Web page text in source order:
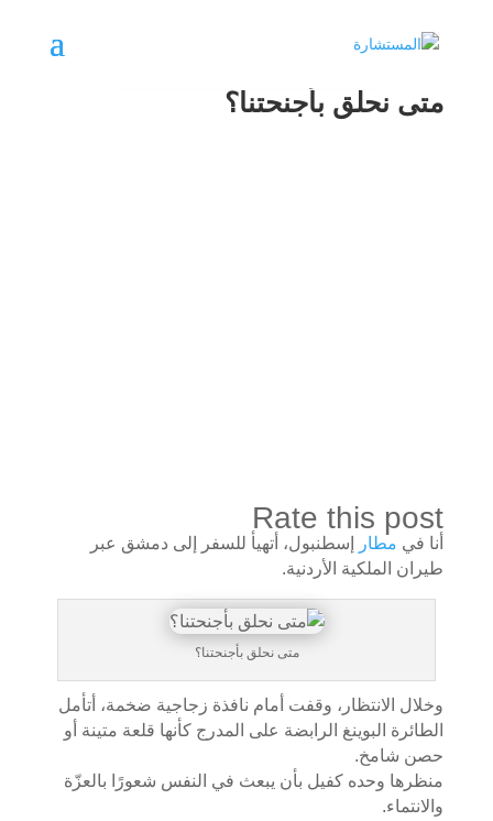
متى نحلق بأجنحتنا؟
Rate this post
أنا في مطار
إسطنبول، أتهيأ للسفر إلى دمشق عبر
طيران الملكية الأردنية.
متى نحلق بأجنحتنا؟
وخلال الانتظار، وقفت أمام نافذة زجاجية ضخمة، أتأمل
الطائرة البوينغ الرابضة على المدرج كأنها قلعة متينة أو
حصن شامخ.
منظرها وحده كفيل بأن يبعث في النفس شعورًا بالعزّة
والانتماء.